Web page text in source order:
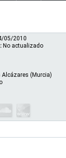
05/2010
No actualizado
Alcázares (Murcia)